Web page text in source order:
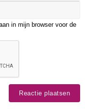
in mijn browser voor de